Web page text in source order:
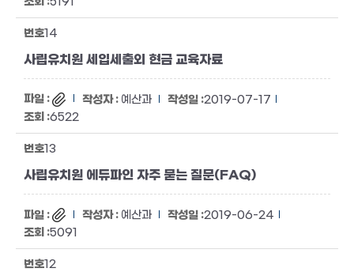
14
사립유치원 세입세출외 현금 교육자료
예산과
2019-07-17
6522
13
사립유치원 에듀파인 자주 묻는 질문(FAQ)
예산과
2019-06-24
5091
12